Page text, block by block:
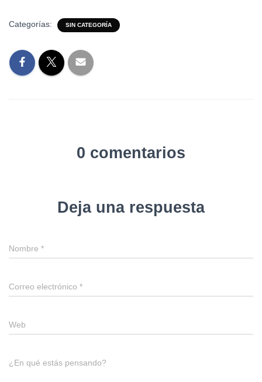
Categorías: SIN CATEGORÍA
0 comentarios
Deja una respuesta
Nombre *
Correo electrónico *
Web
¿En qué estás pensando?